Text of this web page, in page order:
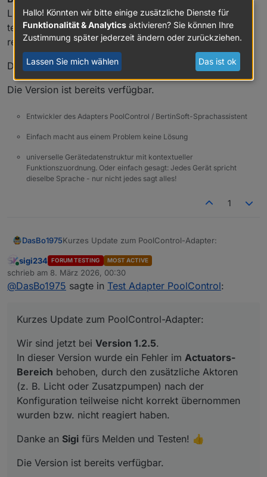
Licht oder Zusatzpumpen) nach der Konfiguration
teilweise nicht korrekt übernommen wurden bzw. nicht
reagiert haben.
Danke anSigi fürs Melden und Testen! 👍
Die Version ist bereits verfügbar.
Entwickler des Adapters PoolControl / BertinSoft-Sprachassistent
Einfach macht aus einem Problem keine Lösung
universelle Gerätedatenstruktur mit kontextueller
Funktionszuordnung. Oder einfach gesagt: Jedes Gerät spricht
dieselbe Sprache - nur nicht jedes sagt alles!
1
DasBo1975Kurzes Update zum PoolControl-Adapter:
Wir sind jetzt beiVersion 1.2.5
In dieser Version wurde ein Fehler im
Bereichbehoben, durch den zusätzliche Aktoren
wurden bzw. nicht reagiert haben.
Danke anSigifürs Melden und Testen! 👍
Online
sigi234 FORUM TESTING MOST ACTIVE
schrieb am 8. März 2026, 00:30
zuletzt editiert von
@DasBo1975 sagte in Test Adapter PoolControl:
Kurzes Update zum PoolControl-Adapter:
Wir sind jetzt bei Version 1.2.5.
In dieser Version wurde ein Fehler im Actuators-
Bereich behoben, durch den zusätzliche Aktoren
(z. B. Licht oder Zusatzpumpen) nach der
Konfiguration teilweise nicht korrekt übernommen
wurden bzw. nicht reagiert haben.
Danke an Sigi fürs Melden und Testen! 👍
Die Version ist bereits verfügbar.
Hallo! Könnten wir bitte einige zusätzliche Dienste für
Funktionalität & Analytics aktivieren? Sie können Ihre
Zustimmung später jederzeit ändern oder zurückziehen.
Lassen Sie mich wählen Das ist ok